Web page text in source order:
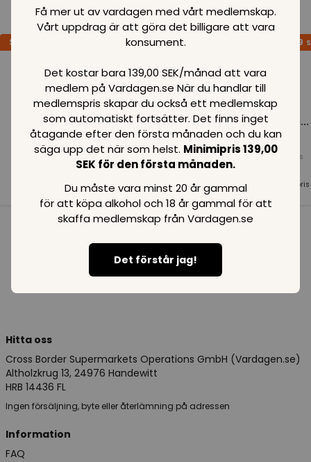
Få mer ut av vardagen med vårt medlemskap.
Vårt uppdrag är att göra det billigare att vara
konsument.
Det kostar bara 139,00 SEK/månad att vara
medlem på Vardagen.se När du handlar till
medlemspris skapar du också ett medlemskap
som automatiskt fortsätter. Det finns inget
åtagande efter den första månaden och du kan
säga upp det när som helst. Minimipris 139,00
SEK för den första månaden.
Du måste vara minst 20 år gammal
för att köpa alkohol och 18 år gammal för att
skaffa medlemskap från Vardagen.se
Det förstår jag!
Loading..
SPARA
Loading...
Normalpris
SPARA 99 SEK
Loading...
Normalpris
99SEK
Medlemspris
99 SEK
99
Loading...
Normalpris
Medlemspris
Hitta oss
Cross Border Supermarkets Operations GmbH (Vardagen.se)
Altholzkrug 13, 24976 Handewitt
HRB 14436 FL
Ingen försäljning, byte eller återlämning på adressen
Information
FAQ